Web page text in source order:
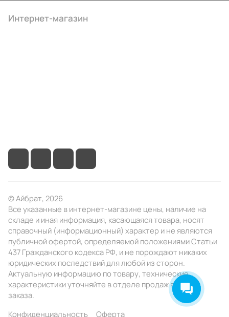
Интернет-магазин
© Айбрат, 2026
Все указанные в интернет-магазине цены, наличие на
складе и иная информация, касающаяся товара, носят
справочный (информационный) характер и не являются
публичной офертой, определяемой положениями Статьи
437 Гражданского кодекса РФ, и не порождают никаких
юридических последствий для любой из сторон.
Актуальную информацию по товару, технические
характеристики уточняйте в отделе продаж в день
заказа.
Конфиденциальность
Оферта